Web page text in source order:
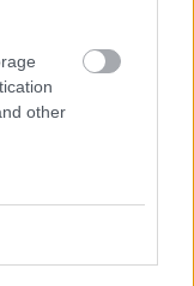
other
01): Πώς να
πρωταγωνιστές